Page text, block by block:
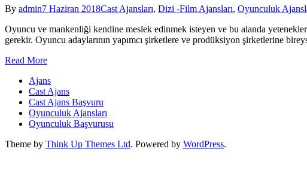
By admin7 Haziran 2018Cast Ajansları, Dizi -Film Ajansları, Oyunculuk
Oyuncu ve mankenliği kendine meslek edinmek isteyen ve bu alanda
gerekir. Oyuncu adaylarının yapımcı şirketlere ve prodüksiyon şirketlerine
Read More
Ajans
Cast Ajans
Cast Ajans Başvuru
Oyunculuk Ajansları
Oyunculuk Başvurusu
Theme by Think Up Themes Ltd. Powered by WordPress.